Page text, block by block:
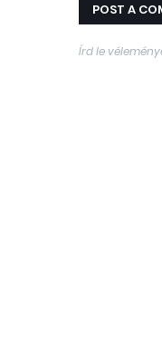
POST A
Írd le